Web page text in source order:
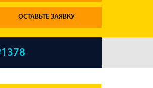
ОСТАВЬТЕ ЗАЯВКУ